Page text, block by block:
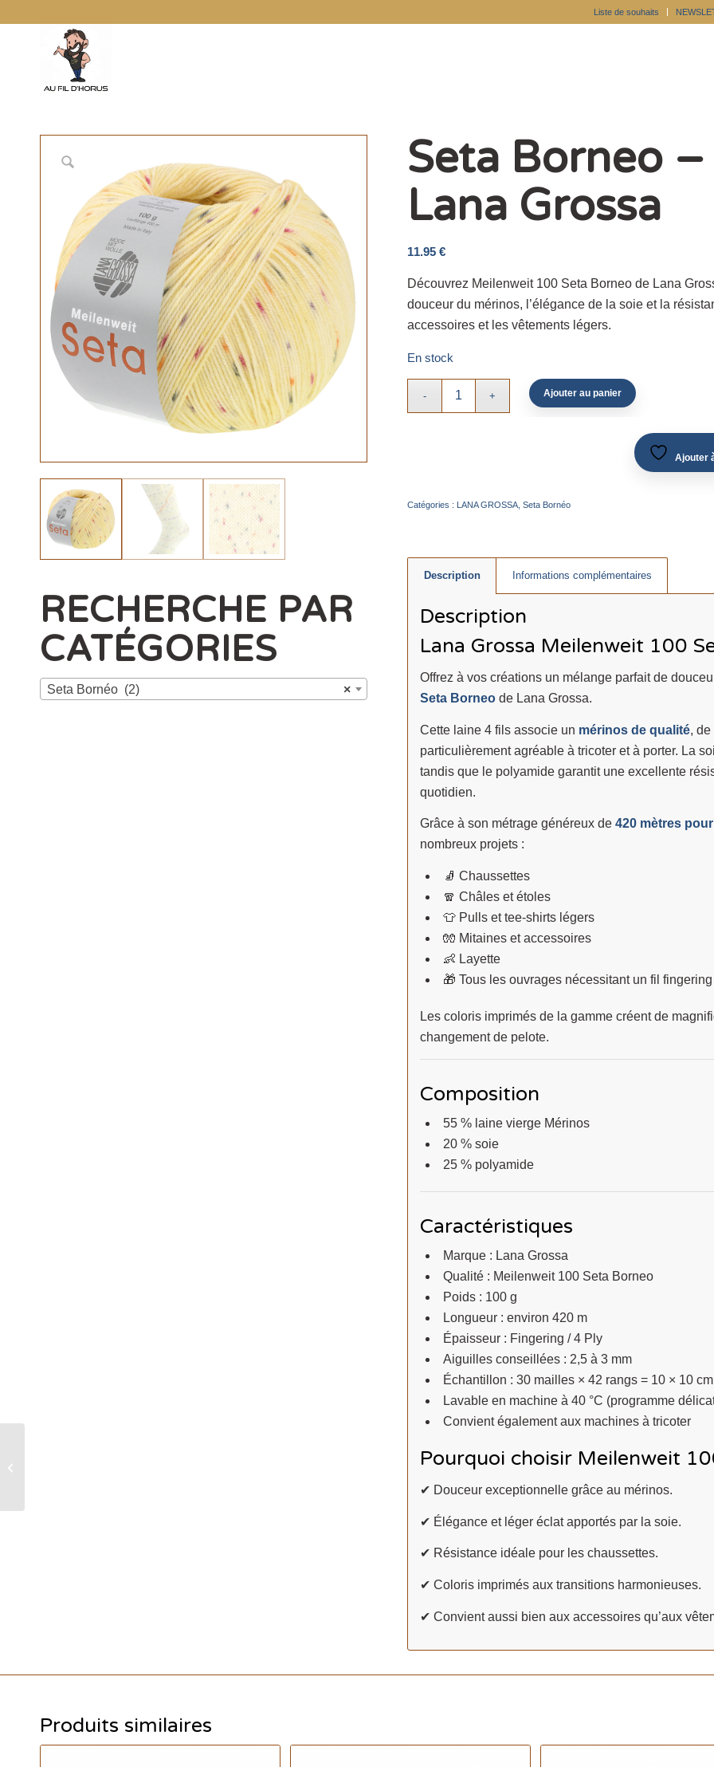
Liste de souhaits
RECHERCHE PAR
CATÉGORIES
×
Seta Bornéo (2)
Seta Borneo
Lana Grossa
11.95 €
Découvrez Meilenweit 100 Seta Borneo de Lana
douceur du mérinos, l’élégance de la soie et la
accessoires et les vêtements légers.
En stock
Ajouter au panier
Ajouter
Catégories : LANA GROSSA, Seta Bornéo
Description Informations complémentaires
Description
Lana Grossa Meilenweit 100
Offrez à vos créations un mélange parfait de
Seta Borneode Lana Grossa.
Cette laine 4 fils associe un mérinos de qualité,
particulièrement agréable à tricoter et à porter. La
tandis que le polyamide garantit une excellente
quotidien.
Grâce à son métrage généreux de 420 mètres
nombreux projets :
🧦 Chaussettes
🧣 Châles et étoles
👕 Pulls et tee-shirts légers
🧤 Mitaines et accessoires
👶 Layette
🎁 Tous les ouvrages nécessitant un fil
Les coloris imprimés de la gamme créent de
changement de pelote.
Composition
55 % laine vierge Mérinos
20 % soie
25 % polyamide
Caractéristiques
Marque : Lana Grossa
Qualité : Meilenweit 100 Seta Borneo
Poids : 100 g
Longueur : environ 420 m
Épaisseur : Fingering / 4 Ply
Aiguilles conseillées : 2,5 à 3 mm
Échantillon : 30 mailles × 42 rangs = 10 × 10 cm
Lavable en machine à 40 °C (programme
Convient également aux machines à tricoter
Pourquoi choisir Meilenweit
✔ Douceur exceptionnelle grâce au mérinos.
✔ Élégance et léger éclat apportés par la soie.
✔ Résistance idéale pour les chaussettes.
✔ Coloris imprimés aux transitions harmonieuses.
✔ Convient aussi bien aux accessoires qu’aux
Produits similaires